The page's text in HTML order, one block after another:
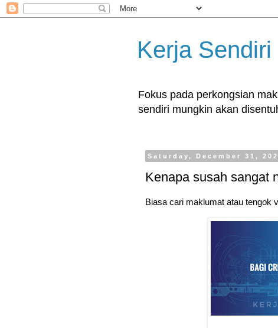
Kerja Sendiri
Fokus pada perkongsian
sendiri mungkin akan
Saturday, December 31,
Kenapa susah sangat
Biasa cari maklumat atau tengok